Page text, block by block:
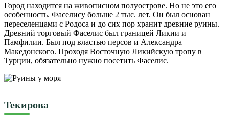
Город находится на живописном полуострове. Но не это его
особенность. Фаселису больше 2 тыс. лет. Он был основан
переселенцами с Родоса и до сих пор хранит древние руины.
Древний торговый Фаселис был границей Ликии и
Памфилии. Был под властью персов и Александра
Македонского. Проходя Восточную Ликийскую тропу в
Турции, обязательно нужно посетить Фаселис.
Текирова